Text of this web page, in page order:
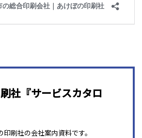
社『サービスカタロ
刷社の会社案内資料です。